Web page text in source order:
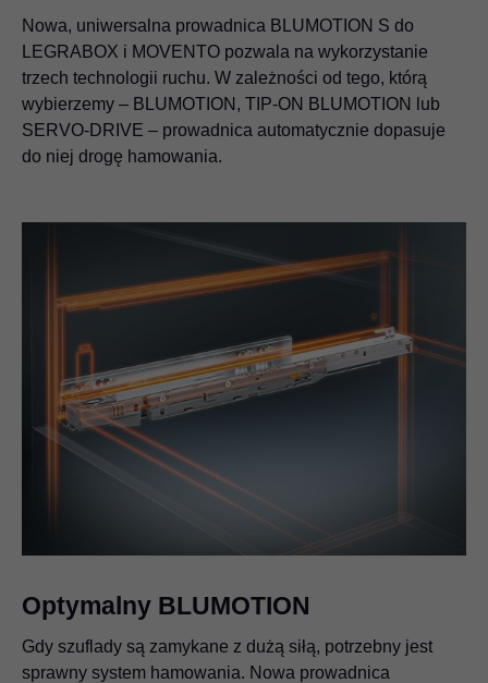
Nowa, uniwersalna prowadnica BLUMOTION S do
LEGRABOX i MOVENTO pozwala na wykorzystanie
trzech technologii ruchu. W zależności od tego, którą
wybierzemy – BLUMOTION, TIP-ON BLUMOTION lub
SERVO-DRIVE – prowadnica automatycznie dopasuje
do niej drogę hamowania.
Optymalny BLUMOTION
Gdy szuflady są zamykane z dużą siłą, potrzebny jest
sprawny system hamowania. Nowa prowadnica